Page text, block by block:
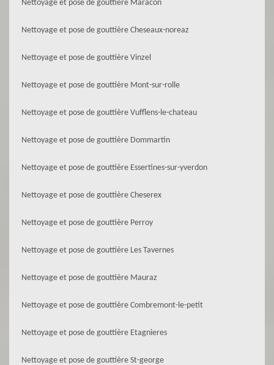
Nettoyage et pose de gouttière Maracon
Nettoyage et pose de gouttière Cheseaux-noreaz
Nettoyage et pose de gouttière Vinzel
Nettoyage et pose de gouttière Mont-sur-rolle
Nettoyage et pose de gouttière Vufflens-le-chateau
Nettoyage et pose de gouttière Dommartin
Nettoyage et pose de gouttière Essertines-sur-yverdon
Nettoyage et pose de gouttière Cheserex
Nettoyage et pose de gouttière Perroy
Nettoyage et pose de gouttière Les Tavernes
Nettoyage et pose de gouttière Mauraz
Nettoyage et pose de gouttière Combremont-le-petit
Nettoyage et pose de gouttière Etagnieres
Nettoyage et pose de gouttière St-george